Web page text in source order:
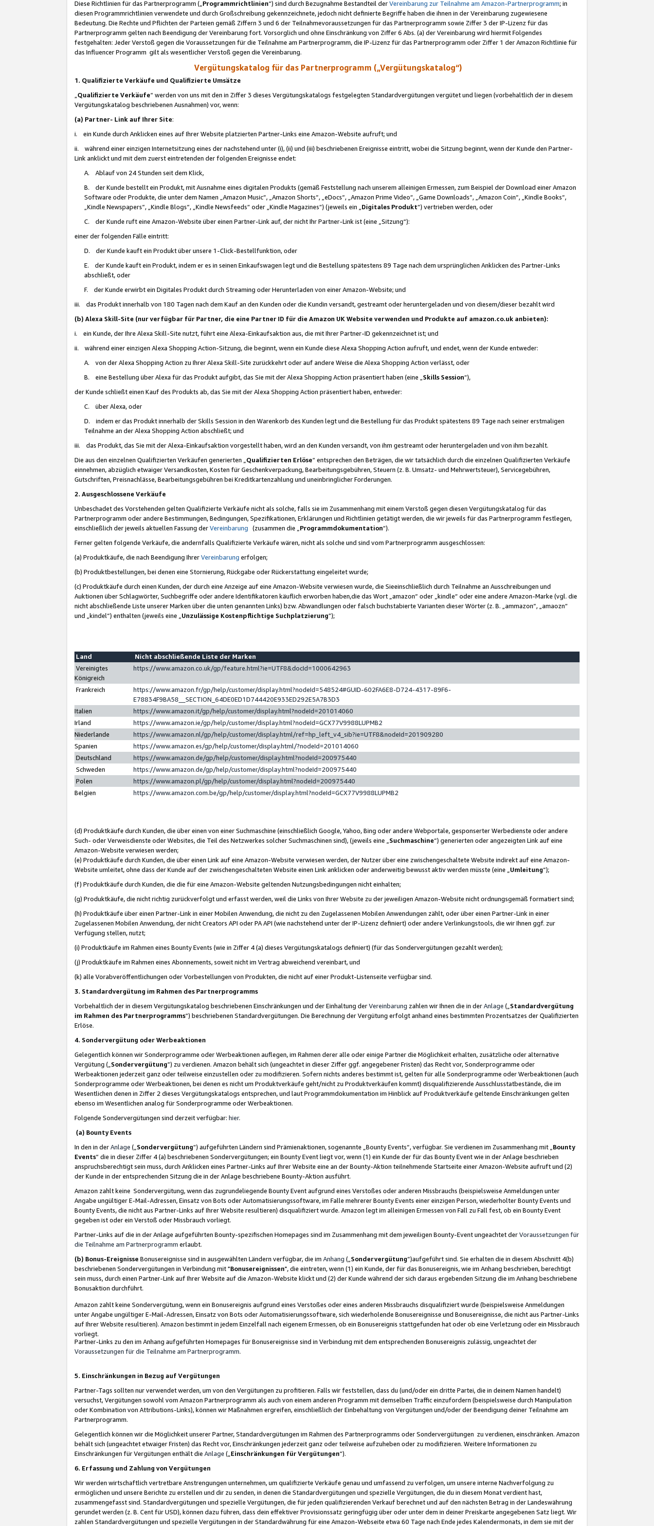
Diese Richtlinien für das Partnerprogramm („Programmrichtlinien“) sind durch Bezugnahme Bestandteil derVereinbarung zur Teilnahme am Amazon-Partnerprogramm; in
diesen Programmrichtlinien verwendete und durch Großschreibung gekennzeichnete, jedoch nicht definierte Begriffe haben die ihnen in der Vereinbarung zugewiesene
Bedeutung. Die Rechte und Pflichten der Parteien gemäß Ziffern 3 und 6 der Teilnahmevoraussetzungen für das Partnerprogramm sowie Ziffer 3 der IP-Lizenz für das
Partnerprogramm gelten nach Beendigung der Vereinbarung fort. Vorsorglich und ohne Einschränkung von Ziffer 6 Abs. (a) der Vereinbarung wird hiermit Folgendes
festgehalten: Jeder Verstoß gegen die Voraussetzungen für die Teilnahme am Partnerprogramm, die IP-Lizenz für das Partnerprogramm oder Ziffer 1 der Amazon Richtlinie für
das Influencer Programm gilt als wesentlicher Verstoß gegen die Vereinbarung.
Vergütungskatalog für das Partnerprogramm („Vergütungskatalog“)
1. Qualifizierte Verkäufe und Qualifizierte Umsätze
Qualifizierte Verkäufe“ werden von uns mit den in Ziffer 3 dieses Vergütungskatalogs festgelegten Standardvergütungen vergütet und liegen (vorbehaltlich der in diesem
Vergütungskatalog beschriebenen Ausnahmen) vor, wenn:
(a) Partner- Link auf Ihrer Site:
i. ein Kunde durch Anklicken eines auf Ihrer Website platzierten Partner-Links eine Amazon-Website aufruft; und
ii. während einer einzigen Internetsitzung eines der nachstehend unter (i), (ii) und (iii) beschriebenen Ereignisse eintritt, wobei die Sitzung beginnt, wenn der Kunde den Partner-
Link anklickt und mit dem zuerst eintretenden der folgenden Ereignisse endet:
A. Ablauf von 24 Stunden seit dem Klick,
B. der Kunde bestellt ein Produkt, mit Ausnahme eines digitalen Produkts (gemäß Feststellung nach unserem alleinigen Ermessen, zum Beispiel der Download einer Amazon
Software oder Produkte, die unter dem Namen „Amazon Music“, „Amazon Shorts“, „eDocs“, „Amazon Prime Video“, „Game Downloads“, „Amazon Coin“, „Kindle Books“,
„Kindle Newspapers“, „Kindle Blogs“, „Kindle Newsfeeds“ oder „Kindle Magazines“) (jeweils ein „ Digitales Produkt“) vertrieben werden, oder
C. der Kunde ruft eine Amazon-Website über einen Partner-Link auf, der nicht Ihr Partner-Link ist (eine „Sitzung“):
einer der folgenden Fälle eintritt:
D. der Kunde kauft ein Produkt über unsere 1-Click-Bestellfunktion, oder
E. der Kunde kauft ein Produkt, indem er es in seinen Einkaufswagen legt und die Bestellung spätestens 89 Tage nach dem ursprünglichen Anklicken des Partner-Links
abschließt, oder
F. der Kunde erwirbt ein Digitales Produkt durch Streaming oder Herunterladen von einer Amazon-Website; und
iii. das Produkt innerhalb von 180 Tagen nach dem Kauf an den Kunden oder die Kundin versandt, gestreamt oder heruntergeladen und von diesem/dieser bezahlt wird
(b) Alexa Skill-Site (nur verfügbar für Partner, die eine Partner ID für die Amazon UK Website verwenden und Produkte auf amazon.co.uk anbieten):
i. ein Kunde, der Ihre Alexa Skill-Site nutzt, führt eine Alexa-Einkaufsaktion aus, die mit Ihrer Partner-ID gekennzeichnet ist; und
ii. während einer einzigen Alexa Shopping Action-Sitzung, die beginnt, wenn ein Kunde diese Alexa Shopping Action aufruft, und endet, wenn der Kunde entweder:
A. von der Alexa Shopping Action zu Ihrer Alexa Skill-Site zurückkehrt oder auf andere Weise die Alexa Shopping Action verlässt, oder
B. eine Bestellung über Alexa für das Produkt aufgibt, das Sie mit der Alexa Shopping Action präsentiert haben (eine „ Skills Session“),
der Kunde schließt einen Kauf des Produkts ab, das Sie mit der Alexa Shopping Action präsentiert haben, entweder:
C. über Alexa, oder
D. indem er das Produkt innerhalb der Skills Session in den Warenkorb des Kunden legt und die Bestellung für das Produkt spätestens 89 Tage nach seiner erstmaligen
Teilnahme an der Alexa Shopping Action abschließt; und
iii. das Produkt, das Sie mit der Alexa-Einkaufsaktion vorgestellt haben, wird an den Kunden versandt, von ihm gestreamt oder heruntergeladen und von ihm bezahlt.
Die aus den einzelnen Qualifizierten Verkäufen generierten „ Qualifizierten Erlöse“ entsprechen den Beträgen, die wir tatsächlich durch die einzelnen Qualifizierten Verkäufe
einnehmen, abzüglich etwaiger Versandkosten, Kosten für Geschenkverpackung, Bearbeitungsgebühren, Steuern (z. B. Umsatz- und Mehrwertsteuer), Servicegebühren,
Gutschriften, Preisnachlässe, Bearbeitungsgebühren bei Kreditkartenzahlung und uneinbringlicher Forderungen.
2. Ausgeschlossene Verkäufe
Unbeschadet des Vorstehenden gelten Qualifizierte Verkäufe nicht als solche, falls sie im Zusammenhang mit einem Verstoß gegen diesen Vergütungskatalog für das
Partnerprogramm oder andere Bestimmungen, Bedingungen, Spezifikationen, Erklärungen und Richtlinien getätigt werden, die wir jeweils für das Partnerprogramm festlegen,
einschließlich der jeweils aktuellen Fassung derVereinbarung (zusammen die „ Programmdokumentation“).
Ferner gelten folgende Verkäufe, die andernfalls Qualifizierte Verkäufe wären, nicht als solche und sind vom Partnerprogramm ausgeschlossen:
(a) Produktkäufe, die nach Beendigung IhrerVereinbarung erfolgen;
(b) Produktbestellungen, bei denen eine Stornierung, Rückgabe oder Rückerstattung eingeleitet wurde;
(c) Produktkäufe durch einen Kunden, der durch eine Anzeige auf eine Amazon-Website verwiesen wurde, die Sieeinschließlich durch Teilnahme an Ausschreibungen und
Auktionen über Schlagwörter, Suchbegriffe oder andere Identifikatoren käuflich erworben haben,die das Wort „amazon“ oder „kindle“ oder eine andere Amazon-Marke (vgl. die
nicht abschließende Liste unserer Marken über die unten genannten Links) bzw. Abwandlungen oder falsch buchstabierte Varianten dieser Wörter (z. B. „ammazon“, „amaozn“
und „kindel“) enthalten (jeweils eine „ Unzulässige Kostenpflichtige Suchplatzierung”);
Land
Nicht abschließende Liste der Marken
Vereinigtes
Königreich
https://www.amazon.co.uk/gp/feature.html?ie=UTF8&docId=1000642963
Frankreich
https://www.amazon.fr/gp/help/customer/display.html?nodeId=548524#GUID-602FA6E8-D724-4317-89F6-
E78834F9BA58__SECTION_64DE0ED1D744420E933ED292E5A7B3D3
Italien
https://www.amazon.it/gp/help/customer/display.html?nodeId=201014060
Irland
https://www.amazon.ie/gp/help/customer/display.html?nodeId=GCX77V9988LUPMB2
Niederlande
https://www.amazon.nl/gp/help/customer/display.html/ref=hp_left_v4_sib?ie=UTF8&nodeId=201909280
Spanien
https://www.amazon.es/gp/help/customer/display.html/?nodeId=201014060
Deutschland
https://www.amazon.de/gp/help/customer/display.html?nodeId=200975440
Schweden
https://www.amazon.de/gp/help/customer/display.html?nodeId=200975440
Polen
https://www.amazon.pl/gp/help/customer/display.html?nodeId=200975440
Belgien
https://www.amazon.com.be/gp/help/customer/display.html?nodeId=GCX77V9988LUPMB2
(d) Produktkäufe durch Kunden, die über einen von einer Suchmaschine (einschließlich Google, Yahoo, Bing oder andere Webportale, gesponserter Werbedienste oder andere
Such- oder Verweisdienste oder Websites, die Teil des Netzwerkes solcher Suchmaschinen sind), (jeweils eine „ Suchmaschine“) generierten oder angezeigten Link auf eine
Amazon-Website verwiesen werden;
(e) Produktkäufe durch Kunden, die über einen Link auf eine Amazon-Website verwiesen werden, der Nutzer über eine zwischengeschaltete Website indirekt auf eine Amazon-
Website umleitet, ohne dass der Kunde auf der zwischengeschalteten Website einen Link anklicken oder anderweitig bewusst aktiv werden müsste (eine „ Umleitung“);
(f) Produktkäufe durch Kunden, die die für eine Amazon-Website geltenden Nutzungsbedingungen nicht einhalten;
(g) Produktkäufe, die nicht richtig zurückverfolgt und erfasst werden, weil die Links von Ihrer Website zu der jeweiligen Amazon-Website nicht ordnungsgemäß formatiert sind;
(h) Produktkäufe über einen Partner-Link in einer Mobilen Anwendung, die nicht zu den Zugelassenen Mobilen Anwendungen zählt, oder über einen Partner-Link in einer
Zugelassenen Mobilen Anwendung, der nicht Creators API oder PA API (wie nachstehend unter der IP-Lizenz definiert) oder andere Verlinkungstools, die wir Ihnen ggf. zur
Verfügung stellen, nutzt;
(i) Produktkäufe im Rahmen eines Bounty Events (wie in Ziffer 4 (a) dieses Vergütungskatalogs definiert) (für das Sondervergütungen gezahlt werden);
(j) Produktkäufe im Rahmen eines Abonnements, soweit nicht im Vertrag abweichend vereinbart, und
(k) alle Vorabveröffentlichungen oder Vorbestellungen von Produkten, die nicht auf einer Produkt-Listenseite verfügbar sind.
3. Standardvergütung im Rahmen des Partnerprogramms
Vorbehaltlich der in diesem Vergütungskatalog beschriebenen Einschränkungen und der Einhaltung derVereinbarung zahlen wir Ihnen die in derAnlage („ Standardvergütung
im Rahmen des Partnerprogramms“) beschriebenen Standardvergütungen. Die Berechnung der Vergütung erfolgt anhand eines bestimmten Prozentsatzes der Qualifizierten
Erlöse.
4. Sondervergütung oder Werbeaktionen
Gelegentlich können wir Sonderprogramme oder Werbeaktionen auflegen, im Rahmen derer alle oder einige Partner die Möglichkeit erhalten, zusätzliche oder alternative
Vergütung („ Sondervergütung”) zu verdienen. Amazon behält sich (ungeachtet in dieser Ziffer ggf. angegebener Fristen) das Recht vor, Sonderprogramme oder
Werbeaktionen jederzeit ganz oder teilweise einzustellen oder zu modifizieren. Sofern nichts anderes bestimmt ist, gelten für alle Sonderprogramme oder Werbeaktionen (auch
Sonderprogramme oder Werbeaktionen, bei denen es nicht um Produktverkäufe geht/nicht zu Produktverkäufen kommt) disqualifizierende Ausschlusstatbestände, die im
Wesentlichen denen in Ziffer 2 dieses Vergütungskatalogs entsprechen, und laut Programmdokumentation im Hinblick auf Produktverkäufe geltende Einschränkungen gelten
ebenso im Wesentlichen analog für Sonderprogramme oder Werbeaktionen.
Folgende Sondervergütungen sind derzeit verfügbar: hier.
(a) Bounty Events
In den in derAnlage („ Sondervergütung“) aufgeführten Ländern sind Prämienaktionen, sogenannte „Bounty Events“, verfügbar. Sie verdienen im Zusammenhang mit „ Bounty
Events“ die in dieser Ziffer 4 (a) beschriebenen Sondervergütungen; ein Bounty Event liegt vor, wenn (1) ein Kunde der für das Bounty Event wie in der Anlage beschrieben
anspruchsberechtigt sein muss, durch Anklicken eines Partner-Links auf Ihrer Website eine an der Bounty-Aktion teilnehmende Startseite einer Amazon-Website aufruft und (2)
der Kunde in der entsprechenden Sitzung die in der Anlage beschriebene Bounty-Aktion ausführt.
Amazon zahlt keine Sondervergütung, wenn das zugrundeliegende Bounty Event aufgrund eines Verstoßes oder anderen Missbrauchs (beispielsweise Anmeldungen unter
Angabe ungültiger E-Mail-Adressen, Einsatz von Bots oder Automatisierungssoftware, im Falle mehrerer Bounty Events einer einzigen Person, wiederholter Bounty Events und
Bounty Events, die nicht aus Partner-Links auf Ihrer Website resultieren) disqualifiziert wurde. Amazon legt im alleinigen Ermessen von Fall zu Fall fest, ob ein Bounty Event
gegeben ist oder ein Verstoß oder Missbrauch vorliegt.
Partner-Links auf die in der Anlage aufgeführten Bounty-spezifischen Homepages sind im Zusammenhang mit dem jeweiligen Bounty-Event ungeachtet derVoraussetzungen für
die Teilnahme am Partnerprogramm erlaubt.
(b) Bonus-Ereignisse Bonusereignisse sind in ausgewählten Ländern verfügbar, die im Anhang („ Sondervergütung“)aufgeführt sind. Sie erhalten die in diesem Abschnitt 4(b)
beschriebenen Sondervergütungen in Verbindung mit "Bonusereignissen", die eintreten, wenn (1) ein Kunde, der für das Bonusereignis, wie im Anhang beschrieben, berechtigt
sein muss, durch einen Partner-Link auf Ihrer Website auf die Amazon-Website klickt und (2) der Kunde während der sich daraus ergebenden Sitzung die im Anhang beschriebene
Bonusaktion durchführt.
Amazon zahlt keine Sondervergütung, wenn ein Bonusereignis aufgrund eines Verstoßes oder eines anderen Missbrauchs disqualifiziert wurde (beispielsweise Anmeldungen
unter Angabe ungültiger E-Mail-Adressen, Einsatz von Bots oder Automatisierungssoftware, sich wiederholende Bonusereignisse und Bonusereignisse, die nicht aus Partner-Links
auf Ihrer Website resultieren). Amazon bestimmt in jedem Einzelfall nach eigenem Ermessen, ob ein Bonusereignis stattgefunden hat oder ob eine Verletzung oder ein Missbrauch
vorliegt.
Partner-Links zu den im Anhang aufgeführten Homepages für Bonusereignisse sind in Verbindung mit dem entsprechenden Bonusereignis zulässig, ungeachtet der
Voraussetzungen für die Teilnahme am Partnerprogramm.
5. Einschränkungen in Bezug auf Vergütungen
Partner-Tags sollten nur verwendet werden, um von den Vergütungen zu profitieren. Falls wir feststellen, dass du (und/oder ein dritte Partei, die in deinem Namen handelt)
versuchst, Vergütungen sowohl vom Amazon Partnerprogramm als auch von einem anderen Programm mit demselben Traffic einzufordern (beispielsweise durch Manipulation
oder Kombination von Attributions-Links), können wir Maßnahmen ergreifen, einschließlich der Einbehaltung von Vergütungen und/oder der Beendigung deiner Teilnahme am
Partnerprogramm.
Gelegentlich können wir die Möglichkeit unserer Partner, Standardvergütungen im Rahmen des Partnerprogramms oder Sondervergütungen zu verdienen, einschränken. Amazon
behält sich (ungeachtet etwaiger Fristen) das Recht vor, Einschränkungen jederzeit ganz oder teilweise aufzuheben oder zu modifizieren. Weitere Informationen zu
Einschränkungen für Vergütungen enthält die Anlage („ Einschränkungen für Vergütungen“).
6. Erfassung und Zahlung von Vergütungen
Wir werden wirtschaftlich vertretbare Anstrengungen unternehmen, um qualifizierte Verkäufe genau und umfassend zu verfolgen, um unsere interne Nachverfolgung zu
ermöglichen und unsere Berichte zu erstellen und dir zu senden, in denen die Standardvergütungen und spezielle Vergütungen, die du in diesem Monat verdient hast,
zusammengefasst sind. Standardvergütungen und spezielle Vergütungen, die für jeden qualifizierenden Verkauf berechnet und auf den nächsten Betrag in der Landeswährung
gerundet werden (z. B. Cent für USD), können dazu führen, dass dein effektiver Provisionssatz geringfügig über oder unter dem in deiner Preiskarte angegebenen Satz liegt. Wir
zahlen Standardvergütungen und spezielle Vergütungen in der Standardwährung für eine Amazon-Webseite etwa 60 Tage nach Ende jedes Kalendermonats, in dem sie mit der